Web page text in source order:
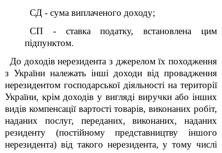
СД - сума виплаченого доходу;
СП - ставка податку, встановлена цим
підпунктом.
До доходів нерезидента з джерелом їх походження
з України належать інші доходи від провадження
нерезидентом господарської діяльності на території
України, крім доходів у вигляді виручки або інших
видів компенсації вартості товарів, виконаних робіт,
наданих послуг, переданих, виконаних, наданих
резиденту (постійному представництву іншого
нерезидента) від такого нерезидента, у тому числі